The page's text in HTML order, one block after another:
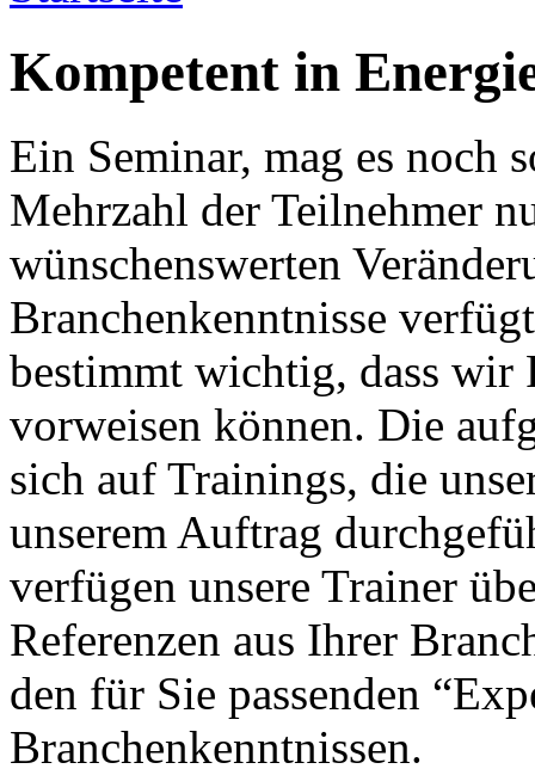
Kompetent in
Ein Seminar, mag es noch
Mehrzahl der Teilnehmer
wünschenswerten
Branchenkenntnisse
bestimmt wichtig, dass wir
vorweisen können. Die
sich auf Trainings, die
unserem Auftrag
verfügen unsere Trainer
Referenzen aus Ihrer
den für Sie passenden
Branchenkenntnissen.